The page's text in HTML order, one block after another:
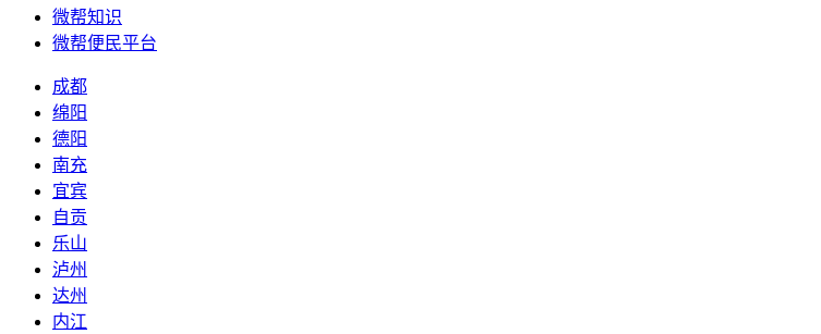
微帮知识
微帮便民平台
成都
绵阳
德阳
南充
宜宾
自贡
乐山
泸州
达州
内江